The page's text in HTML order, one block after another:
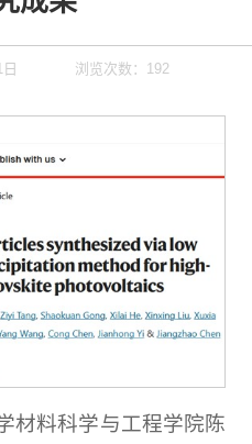
浏览次数： 192
材料科学与工程学院陈